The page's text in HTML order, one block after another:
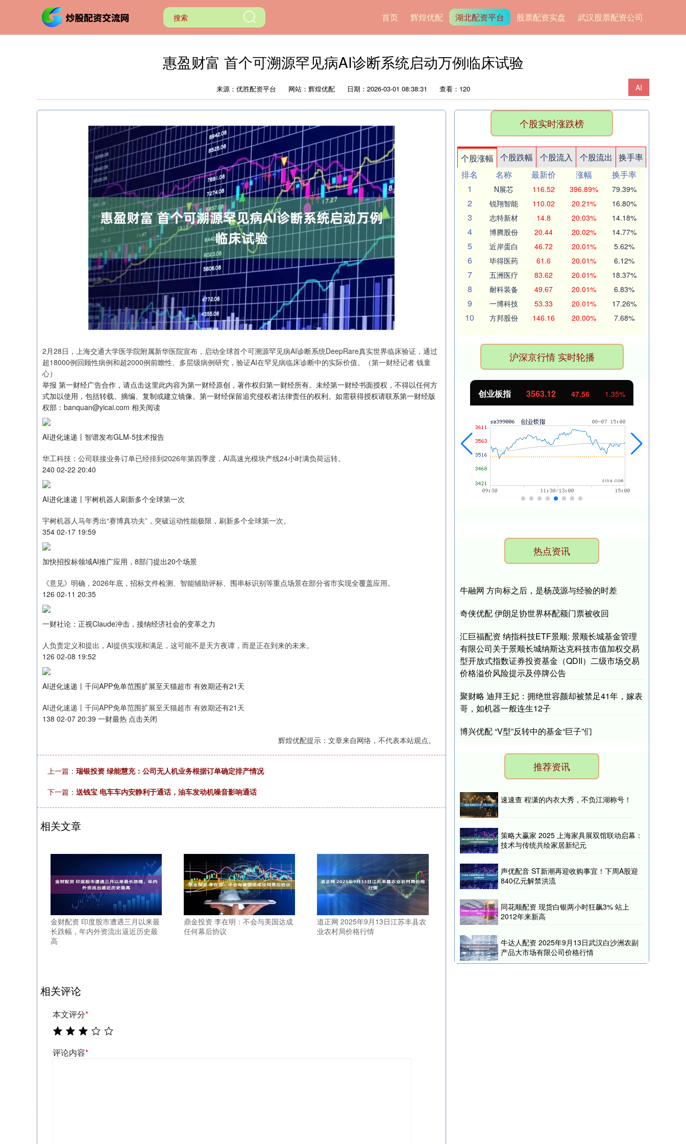
首页 辉煌优配 湖北配资平台 股票配资实盘 武汉股票配资公司
惠盈财富 首个可溯源罕见病AI诊断系统启动万例临床试验
AI
来源：优胜配资平台 网站：辉煌优配 日期：2026-03-01 08:38:31 查看：120
2月28日，上海交通大学医学院附属新华医院宣布，启动全球首个可溯源罕见病AI诊断系统DeepRare真实世界临床验证，通过
超18000例回顾性病例和超2000例前瞻性、多层级病例研究，验证AI在罕见病临床诊断中的实际价值。（第一财经记者 钱童
心）
举报 第一财经广告合作，请点击这里此内容为第一财经原创，著作权归第一财经所有。未经第一财经书面授权，不得以任何方
式加以使用，包括转载、摘编、复制或建立镜像。第一财经保留追究侵权者法律责任的权利。如需获得授权请联系第一财经版
权部：banquan@yicai.com 相关阅读
AI进化速递丨智谱发布GLM-5技术报告
华工科技：公司联接业务订单已经排到2026年第四季度，AI高速光模块产线24小时满负荷运转。
240 02-22 20:40
AI进化速递丨宇树机器人刷新多个全球第一次
宇树机器人马年秀出“赛博真功夫”，突破运动性能极限，刷新多个全球第一次。
354 02-17 19:59
加快招投标领域AI推广应用，8部门提出20个场景
《意见》明确，2026年底，招标文件检测、智能辅助评标、围串标识别等重点场景在部分省市实现全覆盖应用。
126 02-11 20:35
一财社论：正视Claude冲击，接纳经济社会的变革之力
人负责定义和提出，AI提供实现和满足，这可能不是天方夜谭，而是正在到来的未来。
126 02-08 19:52
AI进化速递丨千问APP免单范围扩展至天猫超市 有效期还有21天
AI进化速递丨千问APP免单范围扩展至天猫超市 有效期还有21天
138 02-07 20:39 一财最热 点击关闭
辉煌优配提示：文章来自网络，不代表本站观点。
上一篇： 瑞银投资 绿能慧充：公司无人机业务根据订单确定排产情况
下一篇： 送钱宝 电车车内安静利于通话，油车发动机噪音影响通话
相关文章
金财配资 印度股市遭遇三月以来最
长跌幅，年内外资流出逼近历史最
高
鼎金投资 李在明：不会与美国达成
任何幕后协议
道正网 2025年9月13日江苏丰县农
业农村局价格行情
相关评论
本文评分*
评论内容*
个股实时涨跌榜
个股涨幅 个股跌幅 个股流入 个股流出
换手率
排名
名称 最新价 涨幅
换手率
1
N展芯 116.52 396.89% 79.39%
2 锐翔智能 110.02 20.21% 16.80%
3 志特新材 14.8 20.03% 14.18%
4 博腾股份 20.44 20.02% 14.77%
5 近岸蛋白 46.72 20.01% 5.62%
6 毕得医药 61.6 20.01% 6.12%
7 五洲医疗 83.62 20.01% 18.37%
8 耐科装备 49.67 20.01% 6.83%
9 一博科技 53.33 20.01% 17.26%
10 方邦股份 146.16 20.00% 7.68%
沪深京行情 实时轮播
1.42% 沪深300 4694.44 43.13 0.93% 北证50 1134.24 11.37 1.01% 创业板指 3563.12 47.56 1.35%
热点资讯
牛融网 方向标之后，是杨茂源与经验的时差
奇侠优配 伊朗足协世界杯配额门票被收回
汇巨福配资 纳指科技ETF景顺: 景顺长城基金管理
有限公司关于景顺长城纳斯达克科技市值加权交易
型开放式指数证券投资基金（QDII）二级市场交易
价格溢价风险提示及停牌公告
聚财略 迪拜王妃：拥绝世容颜却被禁足41年，嫁表
哥，如机器一般连生12子
博兴优配 “V型”反转中的基金“巨子”们
推荐资讯
速速查 程潇的内衣大秀，不负江湖称号！
策略大赢家 2025 上海家具展双馆联动启幕：
技术与传统共绘家居新纪元
声优配音 ST新潮再迎收购事宜！下周A股迎
840亿元解禁洪流
同花顺配资 现货白银两小时狂飙3% 站上
2012年来新高
牛达人配资 2025年9月13日武汉白沙洲农副
产品大市场有限公司价格行情